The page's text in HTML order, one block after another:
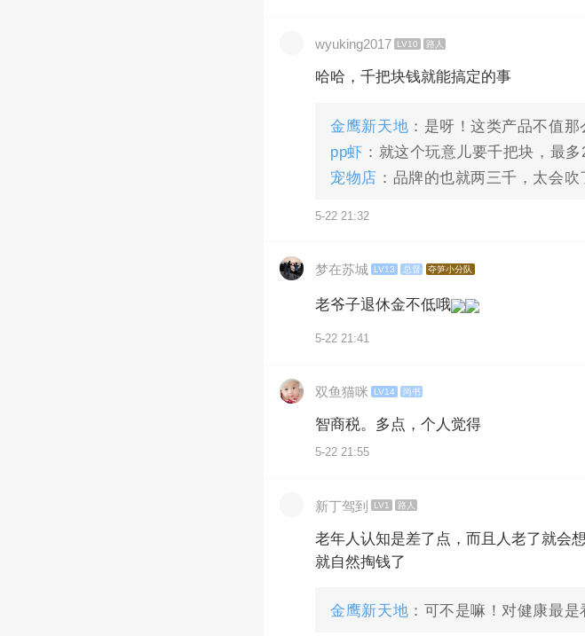
wyuking2017 LV10 路人
哈哈，千把块钱就能搞定的事
金鹰新天地 ：是呀！这类产品不值那
pp虾 ：就这个玩意儿要千把块，最多
宠物店 ：品牌的也就两三千，太会吹
5-22 21:32
梦在苏城 LV13 总督 夺笋小分队
老爷子退休金不低哦
5-22 21:41
双鱼猫咪 LV14 尚书
智商税。多点，个人觉得
5-22 21:55
新丁驾到 LV1 路人
老年人认知是差了点，而且人老了就会
就自然掏钱了
金鹰新天地 ：可不是嘛！对健康最